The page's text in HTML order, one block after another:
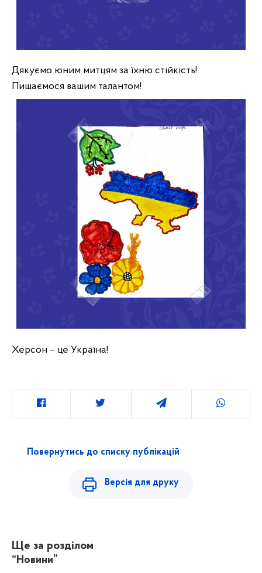
Дякуємо юним митцям за їхню стійкість!
Пишаємося вашим талантом!
Херсон – це Україна!
Повернутись до списку публікацій
Версія для друку
Ще за розділом
“Новини”